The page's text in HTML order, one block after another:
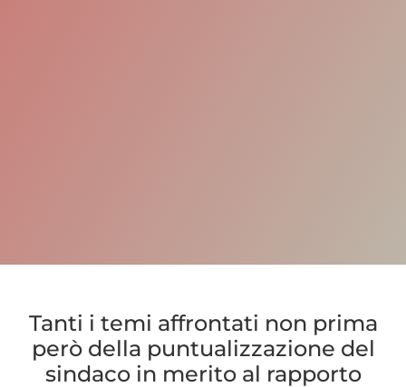
Tanti i temi affrontati non prima
però della puntualizzazione del
sindaco in merito al rapporto